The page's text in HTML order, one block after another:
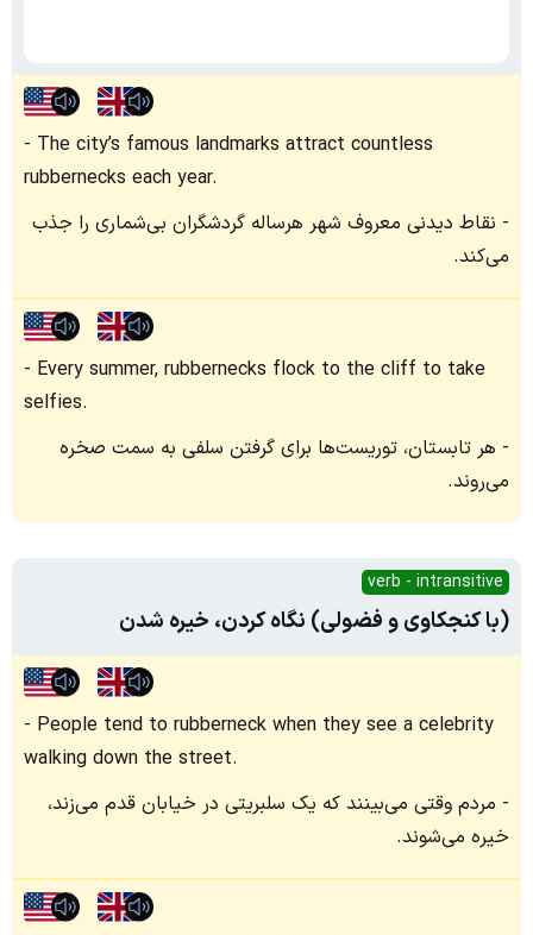
The city’s famous landmarks attract countless
rubbernecks each year.
نقاط دیدنی معروف شهر هرساله گردشگران بی‌شماری را جذب
می‌کند.
Every summer, rubbernecks flock to the cliff to take
selfies.
هر تابستان، توریست‌ها برای گرفتن سلفی به سمت صخره
می‌روند.
verb - intransitive
(با کنجکاوی و فضولی) نگاه کردن، خیره شدن
People tend to rubberneck when they see a celebrity
walking down the street.
مردم وقتی می‌بینند که یک سلبریتی در خیابان قدم می‌زند،
خیره می‌شوند.